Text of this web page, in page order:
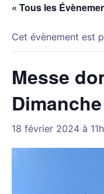
« Tous les
Cet évènement est
Messe
18 février 2024 à